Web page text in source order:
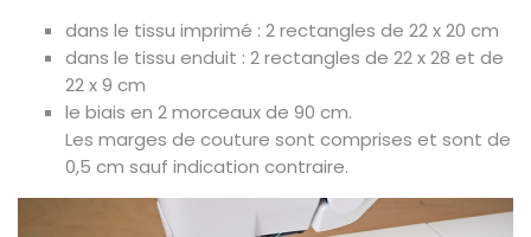
dans le tissu imprimé : 2 rectangles de 22 x 20 cm
dans le tissu enduit : 2 rectangles de 22 x 28 et de
22 x 9 cm
le biais en 2 morceaux de 90 cm.
Les marges de couture sont comprises et sont de
0,5 cm sauf indication contraire.